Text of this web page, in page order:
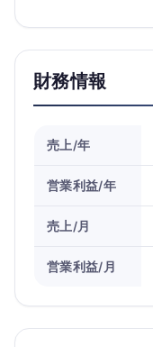
財務情報
売上/年
営業利益/年
売上/月
営業利益/月